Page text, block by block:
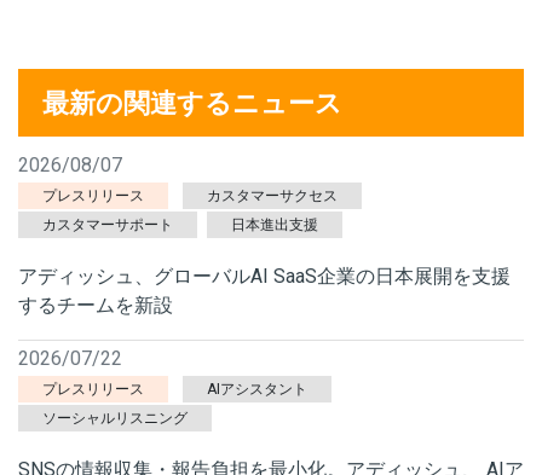
最新の関連するニュース
2026/08/07
プレスリリース
カスタマーサクセス
カスタマーサポート
日本進出支援
アディッシュ、グローバルAI SaaS企業の日本展開を支援
するチームを新設
2026/07/22
プレスリリース
AIアシスタント
ソーシャルリスニング
SNSの情報収集・報告負担を最小化。アディッシュ、 AIア